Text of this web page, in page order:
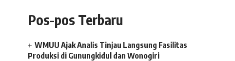
Pos-pos Terbaru
WMUU Ajak Analis Tinjau Langsung Fasilitas
Produksi di Gunungkidul dan Wonogiri